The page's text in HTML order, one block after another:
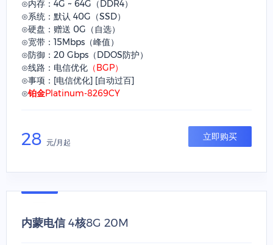
⊙内存：4G ~ 64G（DDR4）
⊙系统：默认 40G（SSD）
⊙硬盘：赠送 0G（自选）
⊙宽带：15Mbps（峰值）
⊙防御：20 Gbps（DDOS防护）
⊙线路：电信优化 （BGP）
⊙事项：[电信优化] [自动过百]
⊙铂金Platinum-8269CY
28 元/月起
立即购买
内蒙电信 4核8G 20M